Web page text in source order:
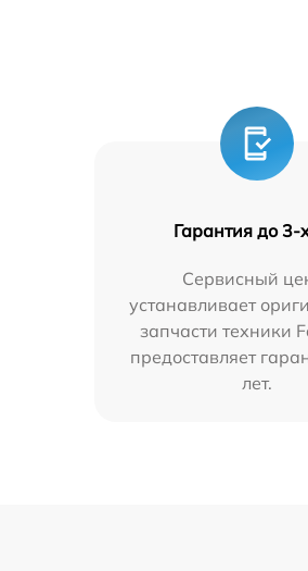
Гарантия до 3-
Сервисный
устанавливает
запчасти техники
предоставляет
лет.